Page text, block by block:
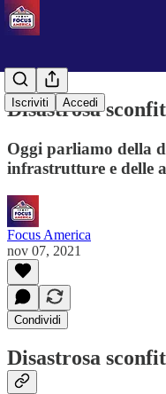
Iscriviti Accedi
Disastrosa
Oggi parliamo della
infrastrutture e delle
Focus America
nov 07, 2021
Condividi
Disastrosa